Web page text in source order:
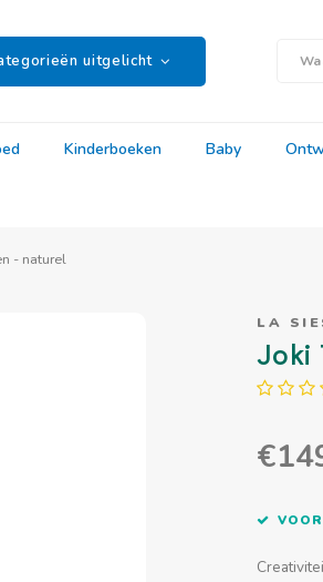
uitgelicht
Kinderboeken Baby
- naturel
LA
Joki